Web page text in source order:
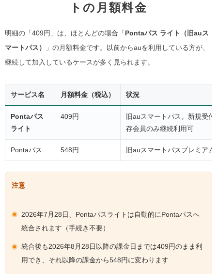
トの月額料金
明細の「409円」は、ほとんどの場合「Pontaパス ライト（旧auス
マートパス）
」の月額料金です。以前からauを利用している方が、
継続して加入しているケースが多く見られます。
サービス名 月額料金（税込） 状況
Pontaパス
ライト
409円
旧auスマートパス。新規受
存会員のみ継続利用可
Pontaパス 548円 旧auスマートパスプレミアム
注意
2026年7月28日、Pontaパスライトは自動的にPontaパスへ
統合されます（手続き不要）
統合後も2026年8月28日以降の課金日までは409円のまま利
用でき、それ以降の課金から548円に変わります